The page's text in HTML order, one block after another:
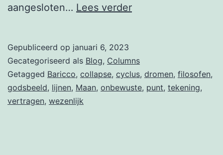
aangesloten… Lees verderColumn
de
Maan
Gepubliceerd op januari 6, 2023
Gecategoriseerd als Blog, Columns
Getagged Baricco, collapse, cyclus, dromen, filosofen,
godsbeeld, lijnen, Maan, onbewuste, punt, tekening,
vertragen, wezenlijk